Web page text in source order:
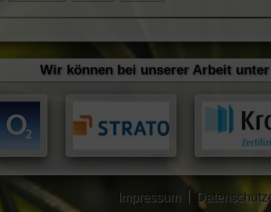
Wir können bei unserer Arbeit
Impressum